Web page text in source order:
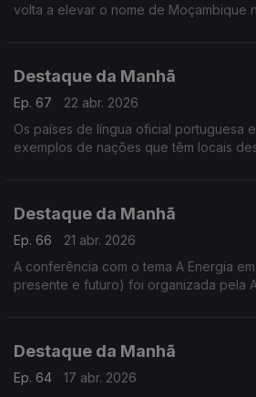
volta a elevar o nome de Moçambique
Destaque da Manhã
Ep. 67
22 abr. 2026
Os países de língua oficial portuguesa
exemplos de nações que têm locais
Destaque da Manhã
Ep. 66
21 abr. 2026
A conferência com o tema A Energia
presente e futuro) foi organizada pela
Destaque da Manhã
Ep. 64
17 abr. 2026